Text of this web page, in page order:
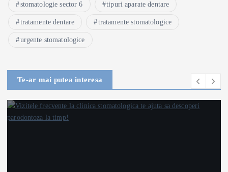
stomatologie sector 6 tipuri aparate dentare
tratamente dentare tratamente stomatologice
urgente stomatologice
Te-ar mai putea interesa